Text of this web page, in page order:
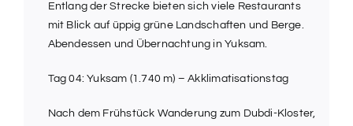
Entlang der Strecke bieten sich viele Restaurants
mit Blick auf üppig grüne Landschaften und Berge.
Abendessen und Übernachtung in Yuksam.
Tag 04: Yuksam (1.740 m) – Akklimatisationstag
Nach dem Frühstück Wanderung zum Dubdi-Kloster,